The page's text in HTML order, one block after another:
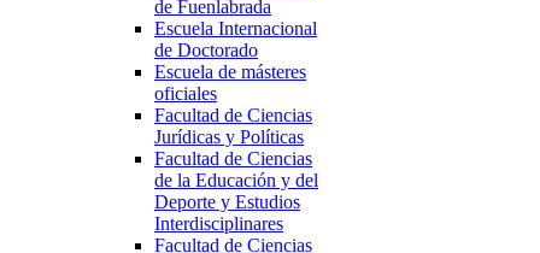
de Fuenlabrada
Escuela Internacional
de Doctorado
Escuela de másteres
oficiales
Facultad de Ciencias
Jurídicas y Políticas
Facultad de Ciencias
de la Educación y del
Deporte y Estudios
Interdisciplinares
Facultad de Ciencias